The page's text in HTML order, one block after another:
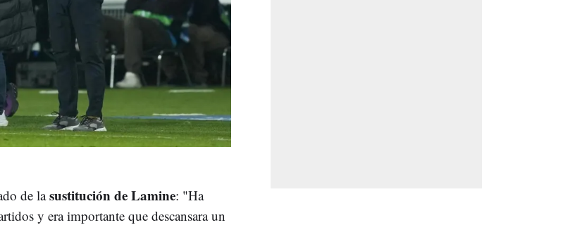
de lasustitución de Lamine: "Ha
y era importante que descansara un